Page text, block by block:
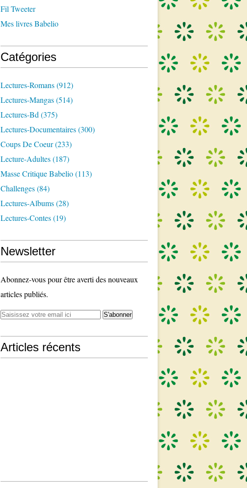
Fil Tweeter
Mes livres Babelio
Catégories
Lectures-Romans(912)
Lectures-Mangas(514)
Lectures-Bd (375)
Lectures-Documentaires(300)
Coups De Coeur(233)
Lecture-Adultes(187)
Masse Critique Babelio(113)
Challenges(84)
Lectures-Albums(28)
Lectures-Contes(19)
Newsletter
Abonnez-vous pour être averti des nouveaux
articles publiés.
Articles récents